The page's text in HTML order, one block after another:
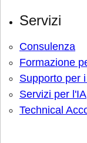
Servizi
Consulenza
Formazione
Supporto per
Servizi per l'IA
Technical